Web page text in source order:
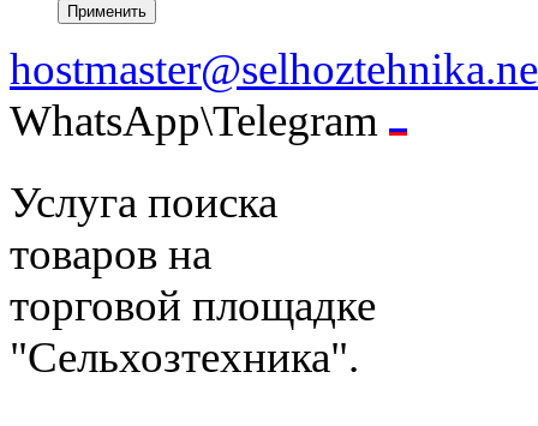
WhatsApp\Telegram
Услуга поиска
товаров на
торговой площадке
"Сельхозтехника".